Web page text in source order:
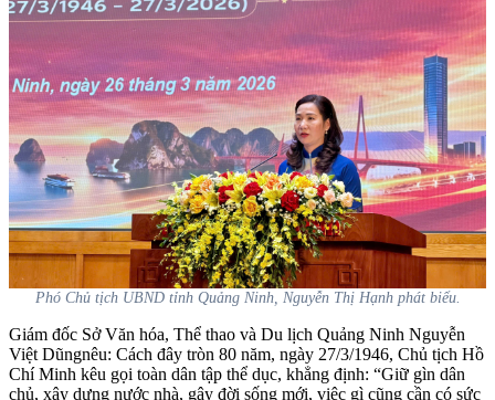
Phó Chủ tịch UBND tỉnh Quảng Ninh, Nguyễn Thị Hạnh phát biểu.
Giám đốc Sở Văn hóa, Thể thao và Du lịch Quảng Ninh Nguyễn
Việt Dũngnêu: Cách đây tròn 80 năm, ngày 27/3/1946, Chủ tịch Hồ
Chí Minh kêu gọi toàn dân tập thể dục, khẳng định: “Giữ gìn dân
chủ, xây dựng nước nhà, gây đời sống mới, việc gì cũng cần có sức